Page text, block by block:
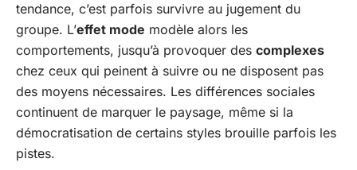
tendance, c’est parfois survivre au jugement du
groupe. L’effet mode modèle alors les
comportements, jusqu’à provoquer des complexes
chez ceux qui peinent à suivre ou ne disposent pas
des moyens nécessaires. Les différences sociales
continuent de marquer le paysage, même si la
démocratisation de certains styles brouille parfois les
pistes.